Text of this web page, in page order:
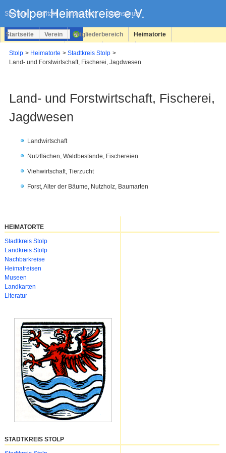
Sitemap Kontakt Impressum Datenschutz
überspringen
Startseite Verein Mitgliederbereich Heimatorte
Login
Stolp Heimatorte
Stadtkreis Stolp
Land- und Forstwirtschaft, Fischerei, Jagdwesen
Land- und Forstwirtschaft, Fischerei,
Jagdwesen
Landwirtschaft
Nutzflächen, Waldbestände, Fischereien
Viehwirtschaft, Tierzucht
Forst, Alter der Bäume, Nutzholz, Baumarten
HEIMATORTE
Navigation
überspringen
Stadtkreis Stolp
Landkreis Stolp
Nachbarkreise
Heimatreisen
Museen
Landkarten
Literatur
STADTKREIS STOLP